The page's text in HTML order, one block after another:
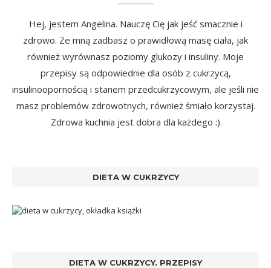
Hej, jestem Angelina. Nauczę Cię jak jeść smacznie i
zdrowo. Ze mną zadbasz o prawidłową masę ciała, jak
również wyrównasz poziomy glukozy i insuliny. Moje
przepisy są odpowiednie dla osób z cukrzycą,
insulinoopornością i stanem przedcukrzycowym, ale jeśli nie
masz problemów zdrowotnych, również śmiało korzystaj.
Zdrowa kuchnia jest dobra dla każdego :)
DIETA W CUKRZYCY
DIETA W CUKRZYCY. PRZEPISY